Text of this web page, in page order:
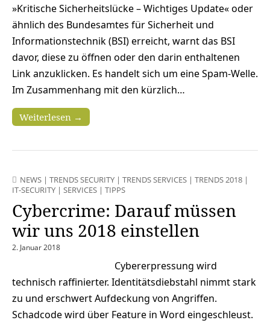
»Kritische Sicherheitslücke – Wichtiges Update« oder
ähnlich des Bundesamtes für Sicherheit und
Informationstechnik (BSI) erreicht, warnt das BSI
davor, diese zu öffnen oder den darin enthaltenen
Link anzuklicken. Es handelt sich um eine Spam-Welle.
Im Zusammenhang mit den kürzlich…
Weiterlesen →
NEWS | TRENDS SECURITY | TRENDS SERVICES | TRENDS 2018 |
IT-SECURITY | SERVICES | TIPPS
Cybercrime: Darauf müssen
wir uns 2018 einstellen
2. Januar 2018
Cybererpressung wird
technisch raffinierter. Identitätsdiebstahl nimmt stark
zu und erschwert Aufdeckung von Angriffen.
Schadcode wird über Feature in Word eingeschleust.